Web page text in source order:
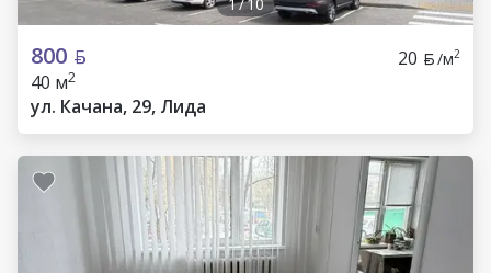
800 20 /м2
40 м2
ул. Качана, 29, Лида